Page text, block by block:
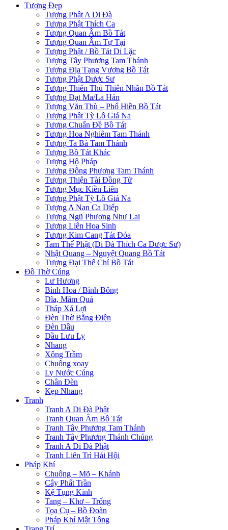
Tượng Đẹp
Tượng Phật A Di Đà
Tượng Phật Thích Ca
Tượng Quan Âm Bồ Tát
Tượng Quan Âm Tự Tại
Tượng Phật / Bồ Tát Di Lặc
Tượng Tây Phương Tam Thánh
Tượng Địa Tạng Vương Bồ Tát
Tượng Phật Dược Sư
Tượng Thiên Thủ Thiên Nhãn Bồ Tát
Tượng Đạt Ma/La Hán
Tượng Văn Thù – Phổ Hiền Bồ Tát
Tượng Phật Tỳ Lô Giá Na
Tượng Chuẩn Đề Bồ Tát
Tượng Hoa Nghiêm Tam Thánh
Tượng Ta Bà Tam Thánh
Tượng Bồ Tát Khác
Tượng Hộ Pháp
Tượng Đông Phương Tam Thánh
Tượng Thiện Tài Đồng Tử
Tượng Mục Kiền Liên
Tượng Phật Tỳ Lô Giá Na
Tượng A Nan Ca Diếp
Tượng Ngũ Phương Như Lai
Tượng Liên Hoa Sinh
Tượng Kim Cang Tát Đỏa
Tam Thế Phật (Di Đà Thích Ca Dược Sư)
Nhật Quang – Nguyệt Quang Bồ Tát
Tượng Đại Thế Chí Bồ Tát
Đồ Thờ Cúng
Lư Hương
Bình Hoa / Bình Bông
Dĩa, Mâm Quả
Tháp Xá Lợi
Đèn Thờ Bằng Điện
Đèn Dầu
Dầu Lưu Ly
Nhang
Xông Trầm
Chuông xoay
Ly Nước Cúng
Chân Đèn
Kẹp Nhang
Tranh
Tranh A Di Đà Phật
Tranh Quan Âm Bồ Tát
Tranh Tây Phương Tam Thánh
Tranh Tây Phương Thánh Chúng
Tranh A Di Đà Phật
Tranh Liên Trì Hải Hội
Pháp Khí
Chuông – Mõ – Khánh
Cây Phất Trần
Kệ Tụng Kinh
Tang – Khơ – Trống
Tọa Cụ – Bồ Đoàn
Pháp Khí Mật Tông